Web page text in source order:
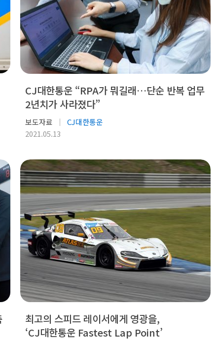
CJ대한통운 “RPA가 뭐길래…단순 반복 업무
2년치가 사라졌다”
보도자료
CJ대한통운
2021.05.13
최고의 스피드 레이서에게 영광을,
‘CJ대한통운 Fastest Lap Point’